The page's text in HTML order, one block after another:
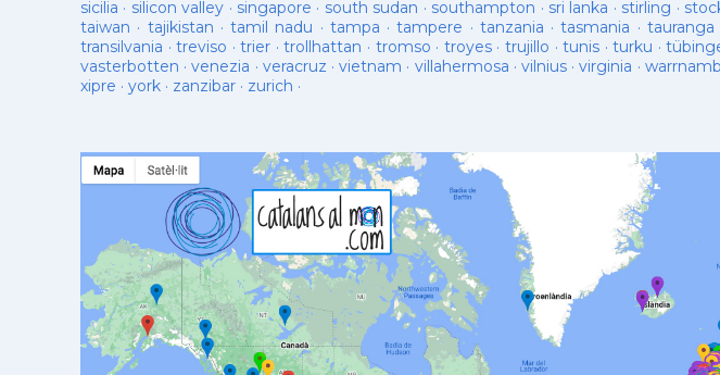
sicilia · silicon valley · singapore · south sudan · southampton · sri lanka · stirling ·
taiwan · tajikistan ·tamil nadu · tampa ·tampere · tanzania ·tasmania · tauranga
transilvania ·treviso ·trier ·trollhattan · tromso · troyes· trujillo ·tunis ·turku ·
vasterbotten ·venezia · veracruz ·vietnam · villahermosa · vilnius·virginia ·
xipre · york · zanzibar · zurich ·